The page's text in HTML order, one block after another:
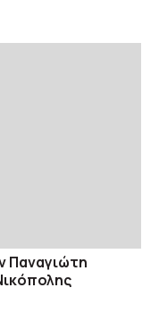
Παναγιώτη